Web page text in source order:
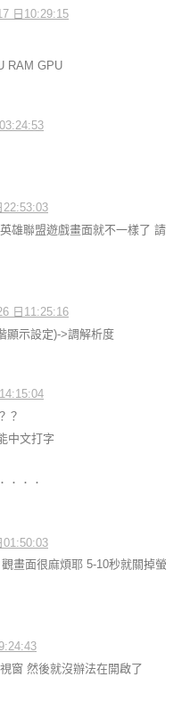
日10:29:15
RAM GPU
22:53:03
雄聯盟遊戲畫面就不一樣了 請
日11:25:16
顯示設定)->調解析度
？
中文打字
．．．
01:50:03
畫面很麻煩耶 5-10秒就關掉螢
窗 然後就沒辦法在開啟了